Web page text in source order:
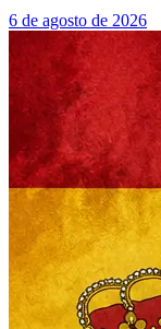
6 de agosto de 2026